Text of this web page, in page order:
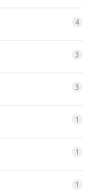
4
3
3
1
1
1